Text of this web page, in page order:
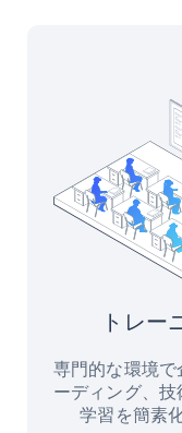
トレー
専門的な環境で
ーディング、
学習を簡素